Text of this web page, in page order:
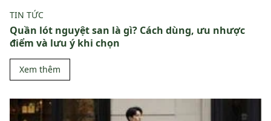
TIN TỨC
Quần lót nguyệt san là gì? Cách dùng, ưu nhược
điểm và lưu ý khi chọn
Xem thêm